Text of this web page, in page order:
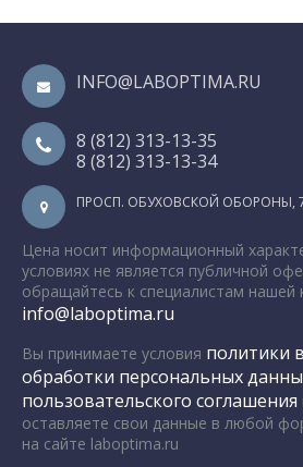
INFO@LABOPTIMA.RU
8 (812) 313-13-35
8 (812) 313-13-34
ПРОСП. ОБУХОВСКОЙ ОБОРОНЫ,
Цена носит информационный
условиях не является публичной
обращайтесь к специалистам нашей
info@laboptima.ru
Вы принимаете условия политики
обработки персональных
пользовательского соглашения
оставляете свои данные в любой
на сайте laboptima.ru